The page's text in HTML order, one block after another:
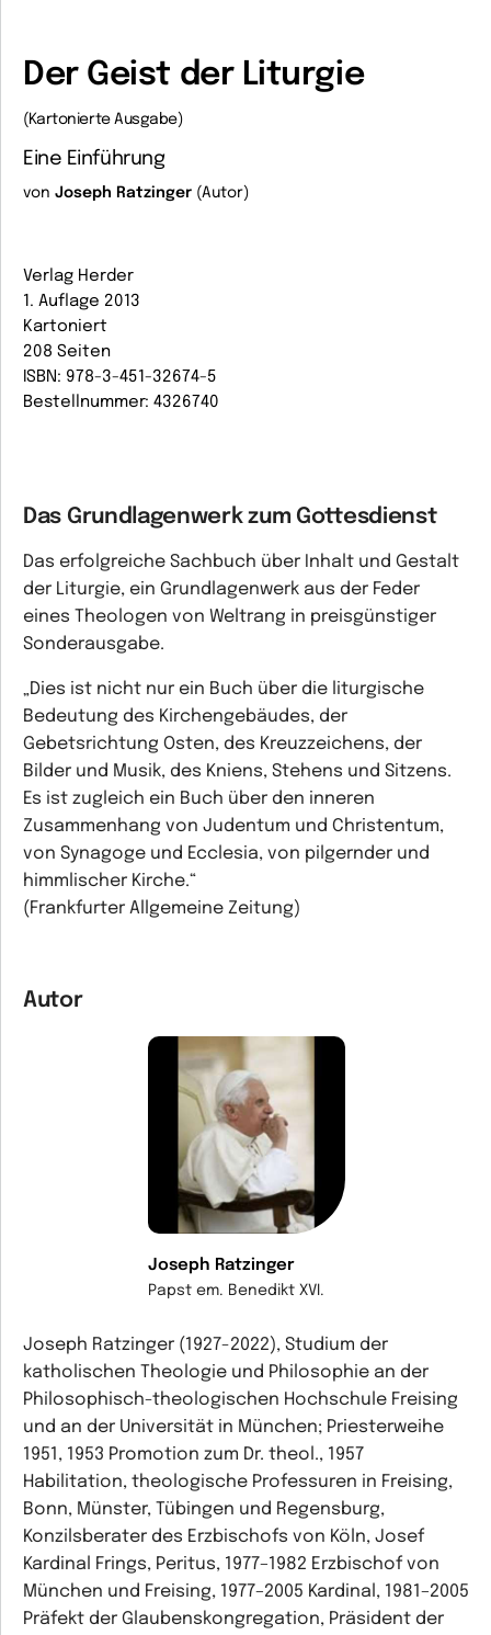
Der Geist der Liturgie
(Kartonierte Ausgabe)
Eine Einführung
von Joseph Ratzinger (Autor)
Verlag Herder
1. Auflage 2013
Kartoniert
208 Seiten
ISBN: 978-3-451-32674-5
Bestellnummer: 4326740
Das Grundlagenwerk zum Gottesdienst
Das erfolgreiche Sachbuch über Inhalt und Gestalt
der Liturgie, ein Grundlagenwerk aus der Feder
eines Theologen von Weltrang in preisgünstiger
Sonderausgabe.
„Dies ist nicht nur ein Buch über die liturgische
Bedeutung des Kirchengebäudes, der
Gebetsrichtung Osten, des Kreuzzeichens, der
Bilder und Musik, des Kniens, Stehens und Sitzens.
Es ist zugleich ein Buch über den inneren
Zusammenhang von Judentum und Christentum,
von Synagoge und Ecclesia, von pilgernder und
himmlischer Kirche.“
(Frankfurter Allgemeine Zeitung)
Autor
Joseph Ratzinger
Papst em. Benedikt XVI.
Joseph Ratzinger (1927-2022), Studium der
katholischen Theologie und Philosophie an der
Philosophisch-theologischen Hochschule Freising
und an der Universität in München; Priesterweihe
1951, 1953 Promotion zum Dr. theol., 1957
Habilitation, theologische Professuren in Freising,
Bonn, Münster, Tübingen und Regensburg,
Konzilsberater des Erzbischofs von Köln, Josef
Kardinal Frings, Peritus, 1977–1982 Erzbischof von
München und Freising, 1977–2005 Kardinal, 1981–2005
Präfekt der Glaubenskongregation, Präsident der